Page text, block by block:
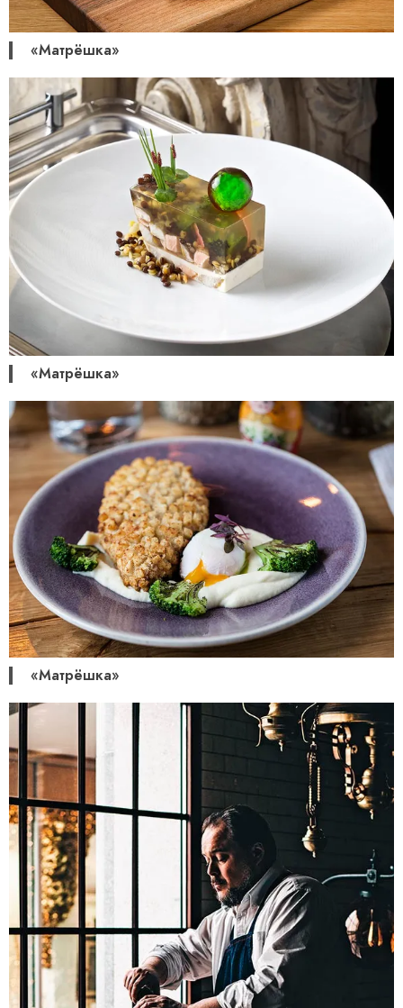
«Матрёшка»
«Матрёшка»
«Матрёшка»